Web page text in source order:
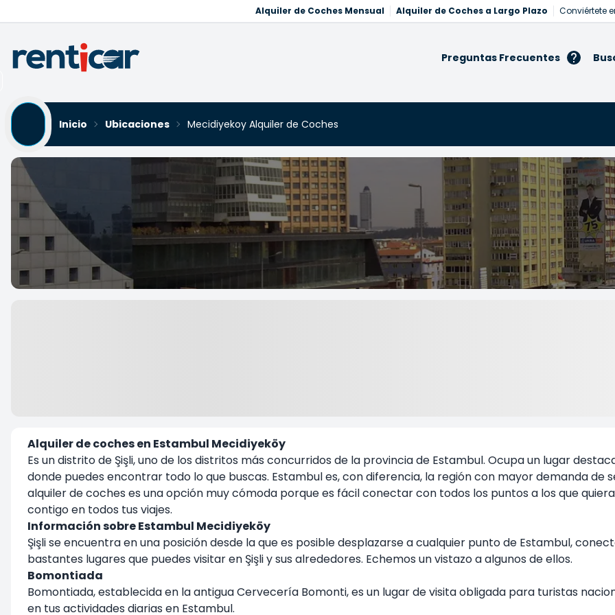
Alquiler de Coches Mensual Alquiler de Coches a Largo Plazo Conviértete
Preguntas Frecuentes
Inicio Ubicaciones Mecidiyekoy Alquiler de Coches
Alquiler de coches en Estambul Mecidiyeköy
Es un distrito de Şişli, uno de los distritos más concurridos de la provincia de Estambul. Ocupa un lugar
donde puedes encontrar todo lo que buscas. Estambul es, con diferencia, la región con mayor demanda de
alquiler de coches es una opción muy cómoda porque es fácil conectar con todos los puntos a los que
contigo en todos tus viajes.
Información sobre Estambul Mecidiyeköy
Şişli se encuentra en una posición desde la que es posible desplazarse a cualquier punto de Estambul,
bastantes lugares que puedes visitar en Şişli y sus alrededores. Echemos un vistazo a algunos de ellos.
Bomontiada
Bomontiada, establecida en la antigua Cervecería Bomonti, es un lugar de visita obligada para turistas
en tus actividades diarias en Estambul.